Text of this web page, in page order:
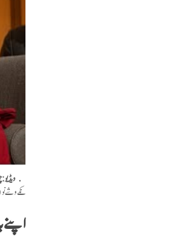
ویڈیو:
نکے وشے